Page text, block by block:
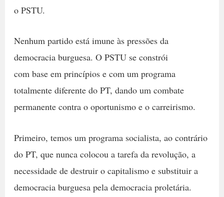
o PSTU.
Nenhum partido está imune às pressões da
democracia burguesa. O PSTU se constrói
com base em princípios e com um programa
totalmente diferente do PT, dando um combate
permanente contra o oportunismo e o carreirismo.
Primeiro, temos um programa socialista, ao contrário
do PT, que nunca colocou a tarefa da revolução, a
necessidade de destruir o capitalismo e substituir a
democracia burguesa pela democracia proletária.